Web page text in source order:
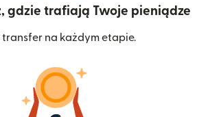
gdzie trafiają Twoje pieniądze
transfer na każdym etapie.